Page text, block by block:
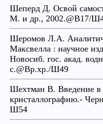
Шеперд Д. Освой
М. и др., 2002.@В17/
Шеромов Л.А.
Максвелла : научное
Новосиб. гос. акад.
с.@Вр.хр./Ш49
Шехтман В. Введение в
кристаллографию.-
Ш54